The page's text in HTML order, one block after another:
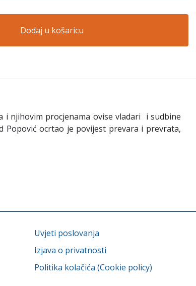
Dodaj u košaricu
njihovim procjenama ovise vladari i sudbine
Popović ocrtao je povijest prevara i prevrata,
Uvjeti poslovanja
Izjava o privatnosti
Politika kolačića (Cookie policy)